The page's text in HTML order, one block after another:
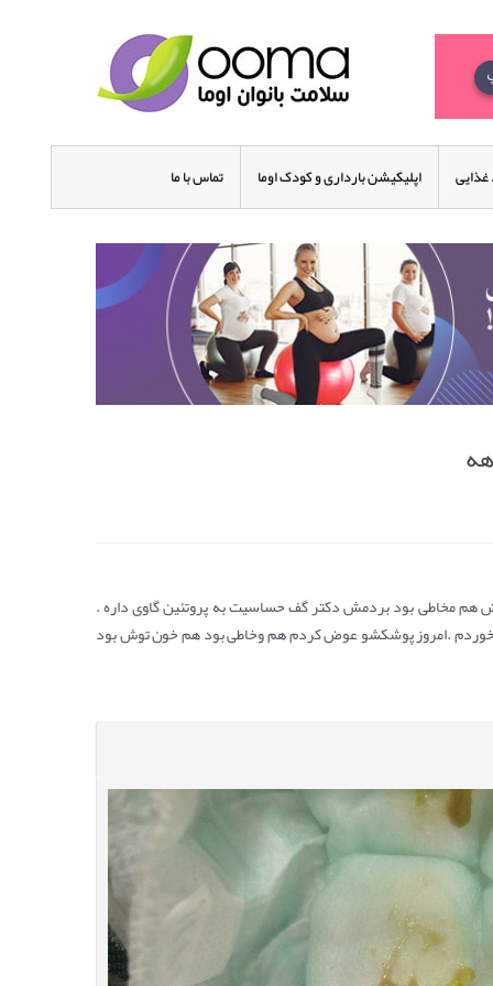
اپلیکیشن بارداری و کودک اوما تماس با ما
مخاطی بود بردمش دکتر گف حساسیت به پروتئین گاوی داره .
خوردم .امروز پوشکشو عوض کردم هم وخاطی بود هم خون توش بود